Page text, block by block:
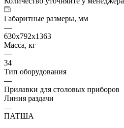
Габаритные размеры, мм
—
630x792x1363
Масса, кг
—
34
Тип оборудования
—
Прилавки для столовых приборов
Линия раздачи
—
ПАТША